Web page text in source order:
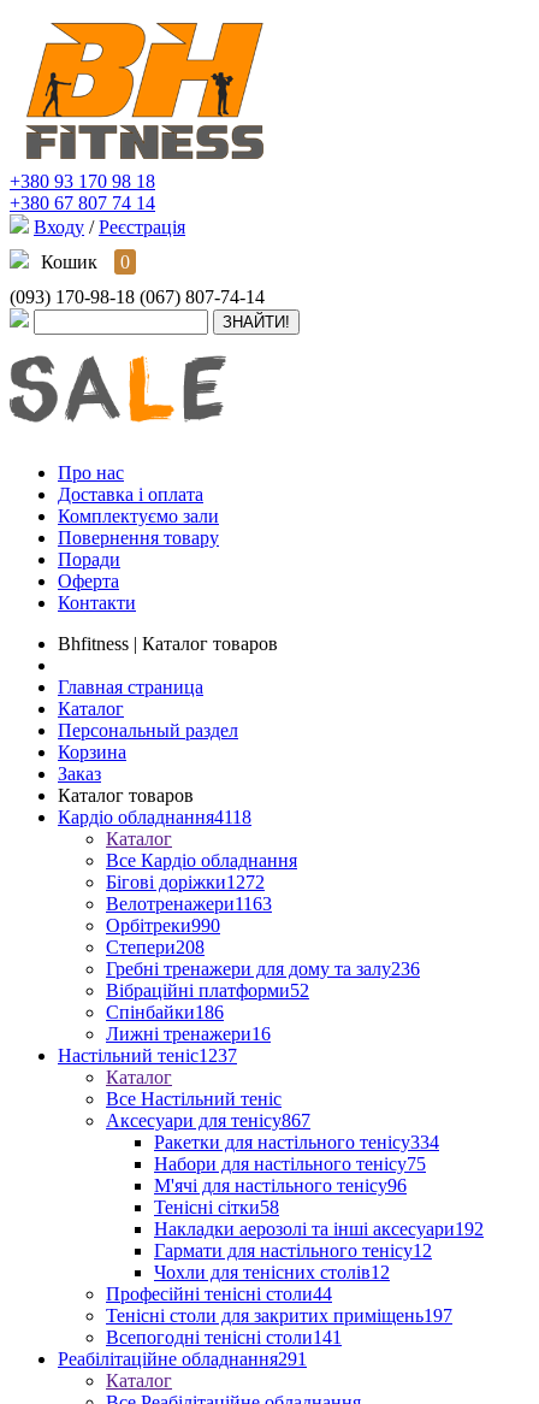
+380 93 170 98 18
+380 67 807 74 14
Входу / Реєстрація
Кошик
0
(093) 170-98-18 (067) 807-74-14
Про нас
Доставка і оплата
Комплектуємо зали
Повернення товару
Поради
Оферта
Контакти
Bhfitness | Каталог товаров
Главная страница
Каталог
Персональный раздел
Корзина
Заказ
Каталог товаров
Кардіо обладнання4118
Каталог
Все Кардіо обладнання
Бігові доріжки1272
Велотренажери1163
Орбітреки990
Степери208
Гребні тренажери для дому та залу236
Вібраційні платформи52
Спінбайки186
Лижні тренажери16
Настільний теніс1237
Каталог
Все Настільний теніс
Аксесуари для тенісу867
Ракетки для настільного тенісу334
Набори для настільного тенісу75
М'ячі для настільного тенісу96
Тенісні сітки58
Накладки аерозолі та інші аксесуари192
Гармати для настільного тенісу12
Чохли для тенісних столів12
Професійні тенісні столи44
Тенісні столи для закритих приміщень197
Всепогодні тенісні столи141
Реабілітаційне обладнання291
Каталог